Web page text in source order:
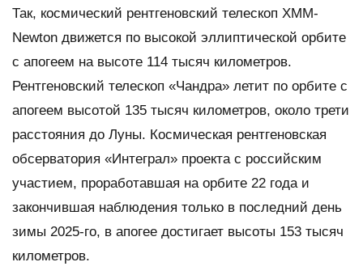
Так, космический рентгеновский телескоп XMM-
Newton движется по высокой эллиптической орбите
с апогеем на высоте 114 тысяч километров.
Рентгеновский телескоп «Чандра» летит по орбите с
апогеем высотой 135 тысяч километров, около трети
расстояния до Луны. Космическая рентгеновская
обсерватория «Интеграл» проекта с российским
участием, проработавшая на орбите 22 года и
закончившая наблюдения только в последний день
зимы 2025-го, в апогее достигает высоты 153 тысяч
километров.